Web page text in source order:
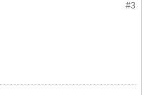
#3